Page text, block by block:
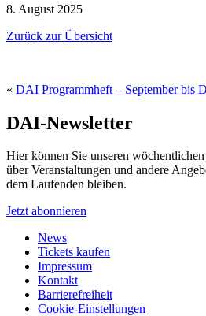
8. August 2025
Zurück zur Übersicht
« DAI Programmheft – September bis
DAI-Newsletter
Hier können Sie unseren
über Veranstaltungen und andere
dem Laufenden bleiben.
Jetzt abonnieren
News
Tickets kaufen
Impressum
Kontakt
Barrierefreiheit
Cookie-Einstellungen